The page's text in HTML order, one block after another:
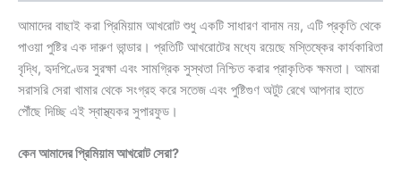
আমাদের বাছাই করা প্রিমিয়াম আখরোট শুধু একটি সাধারণ বাদাম নয়, এটি প্রকৃতি থেকে
পাওয়া পুষ্টির এক দারুণ ভান্ডার। প্রতিটি আখরোটের মধ্যে রয়েছে মস্তিষ্কের কার্যকারিতা
বৃদ্ধি, হৃদপিণ্ডের সুরক্ষা এবং সামগ্রিক সুস্থতা নিশ্চিত করার প্রাকৃতিক ক্ষমতা। আমরা
সরাসরি সেরা খামার থেকে সংগ্রহ করে সতেজ এবং পুষ্টিগুণ অটুট রেখে আপনার হাতে
পৌঁছে দিচ্ছি এই স্বাস্থ্যকর সুপারফুড।
কেন আমাদের প্রিমিয়াম আখরোট সেরা?